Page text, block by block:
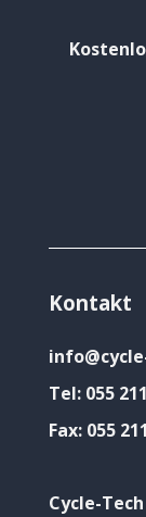
Kontakt
Tel: 055
Fax: 055
Cycle-